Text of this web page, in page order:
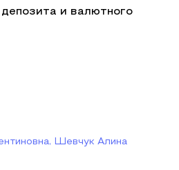
и валютного
Шевчук Алина